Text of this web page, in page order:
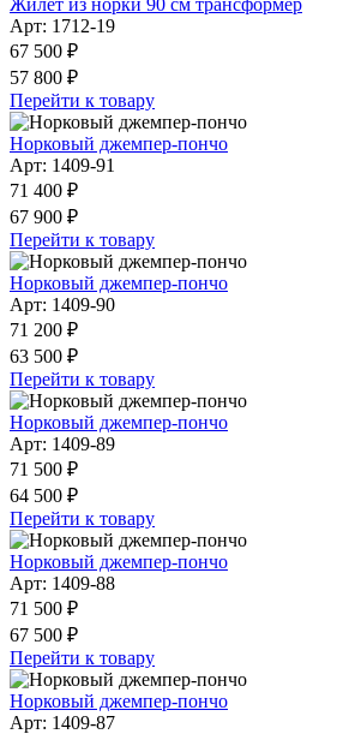
Арт: 1712-19
67 500 ₽
57 800 ₽
Перейти к товару
Норковый джемпер-пончо
Арт: 1409-91
71 400 ₽
67 900 ₽
Перейти к товару
Норковый джемпер-пончо
Арт: 1409-90
71 200 ₽
63 500 ₽
Перейти к товару
Норковый джемпер-пончо
Арт: 1409-89
71 500 ₽
64 500 ₽
Перейти к товару
Норковый джемпер-пончо
Арт: 1409-88
71 500 ₽
67 500 ₽
Перейти к товару
Норковый джемпер-пончо
Арт: 1409-87